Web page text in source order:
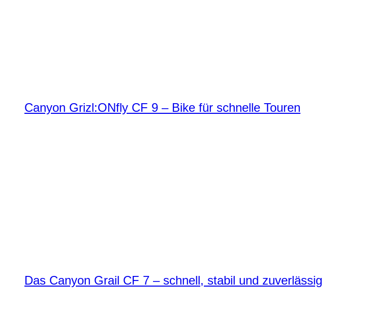
Canyon Grizl:ONfly CF 9 – Bike für schnelle Touren
Das Canyon Grail CF 7 – schnell, stabil und zuverlässig